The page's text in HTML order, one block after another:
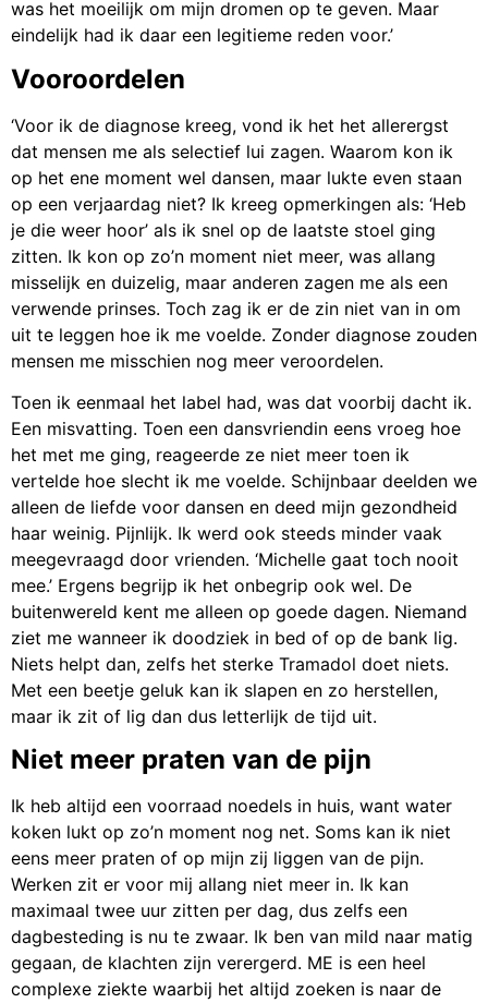
was het moeilijk om mijn dromen op te geven. Maar
eindelijk had ik daar een legitieme reden voor.’
Vooroordelen
‘Voor ik de diagnose kreeg, vond ik het het allerergst
dat mensen me als selectief lui zagen. Waarom kon ik
op het ene moment wel dansen, maar lukte even staan
op een verjaardag niet? Ik kreeg opmerkingen als: ‘Heb
je die weer hoor’ als ik snel op de laatste stoel ging
zitten. Ik kon op zo’n moment niet meer, was allang
misselijk en duizelig, maar anderen zagen me als een
verwende prinses. Toch zag ik er de zin niet van in om
uit te leggen hoe ik me voelde. Zonder diagnose zouden
mensen me misschien nog meer veroordelen.
Toen ik eenmaal het label had, was dat voorbij dacht ik.
Een misvatting. Toen een dansvriendin eens vroeg hoe
het met me ging, reageerde ze niet meer toen ik
vertelde hoe slecht ik me voelde. Schijnbaar deelden we
alleen de liefde voor dansen en deed mijn gezondheid
haar weinig. Pijnlijk. Ik werd ook steeds minder vaak
meegevraagd door vrienden. ‘Michelle gaat toch nooit
mee.’ Ergens begrijp ik het onbegrip ook wel. De
buitenwereld kent me alleen op goede dagen. Niemand
ziet me wanneer ik doodziek in bed of op de bank lig.
Niets helpt dan, zelfs het sterke Tramadol doet niets.
Met een beetje geluk kan ik slapen en zo herstellen,
maar ik zit of lig dan dus letterlijk de tijd uit.
Niet meer praten van de pijn
Ik heb altijd een voorraad noedels in huis, want water
koken lukt op zo’n moment nog net. Soms kan ik niet
eens meer praten of op mijn zij liggen van de pijn.
Werken zit er voor mij allang niet meer in. Ik kan
maximaal twee uur zitten per dag, dus zelfs een
dagbesteding is nu te zwaar. Ik ben van mild naar matig
gegaan, de klachten zijn verergerd. ME is een heel
complexe ziekte waarbij het altijd zoeken is naar de